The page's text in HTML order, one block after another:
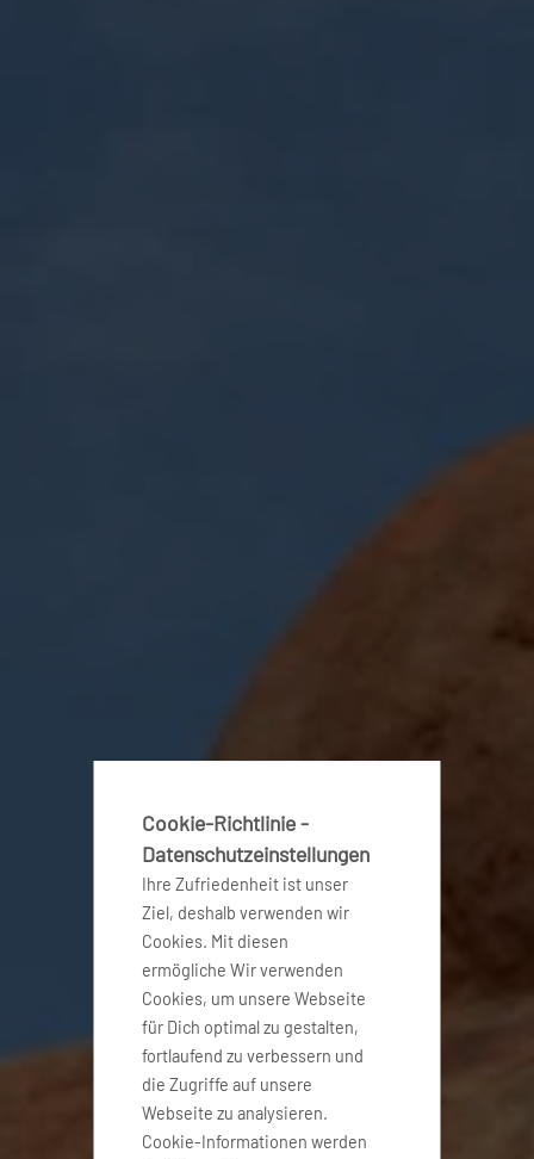
Cookie-Richtlinie -
Datenschutzeinstellungen
Ihre Zufriedenheit ist unser
Ziel, deshalb verwenden wir
Cookies. Mit diesen
ermögliche Wir verwenden
Cookies, um unsere Webseite
für Dich optimal zu gestalten,
fortlaufend zu verbessern und
die Zugriffe auf unsere
Webseite zu analysieren.
Cookie-Informationen werden